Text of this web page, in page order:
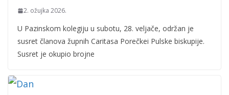
2. ožujka 2026.
U Pazinskom kolegiju u subotu, 28. veljače, održan je
susret članova župnih Caritasa Porečkei Pulske biskupije.
Susret je okupio brojne